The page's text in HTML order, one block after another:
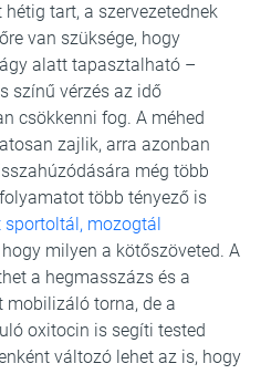
tart, a szervezetednek
van szüksége, hogy
alatt tapasztalható –
színű vérzés az idő
csökkenni fog. A méhed
zajlik, arra azonban
még több
több tényező is
sportoltál, mozogtál
milyen a kötőszöveted. A
a hegmasszázs és a
torna, de a
oxitocin is segíti tested
változó lehet az is, hogy